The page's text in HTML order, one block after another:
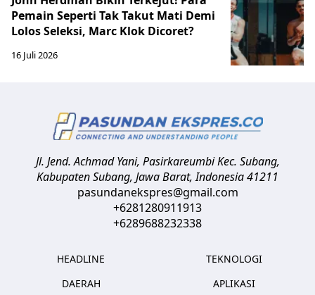
Pemain Seperti Tak Takut Mati Demi
Lolos Seleksi, Marc Klok Dicoret?
16 Juli 2026
Jl. Jend. Achmad Yani, Pasirkareumbi Kec. Subang,
Kabupaten Subang, Jawa Barat,Indonesia41211
pasundanekspres@gmail.com
+6281280911913
+6289688232338
HEADLINE
DAERAH
TEKNOLOGI
APLIKASI